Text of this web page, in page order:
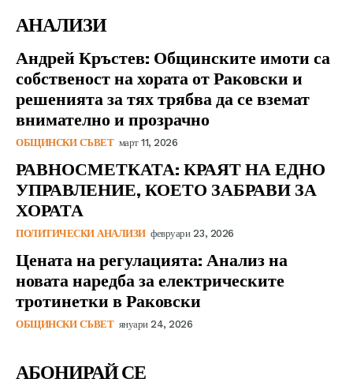
АНАЛИЗИ
Андрей Кръстев: Общинските имоти са
собственост на хората от Раковски и
решенията за тях трябва да се вземат
внимателно и прозрачно
ОБЩИНСКИ СЪВЕТ март 11, 2026
РАВНОСМЕТКАТА: КРАЯТ НА ЕДНО
УПРАВЛЕНИЕ, КОЕТО ЗАБРАВИ ЗА
ХОРАТА
ПОЛИТИЧЕСКИ АНАЛИЗИ февруари 23, 2026
Цената на регулацията: Анализ на
новата наредба за електрическите
тротинетки в Раковски
ОБЩИНСКИ СЪВЕТ януари 24, 2026
АБОНИРАЙ СЕ